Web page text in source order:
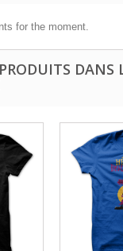
for the moment.
DANS